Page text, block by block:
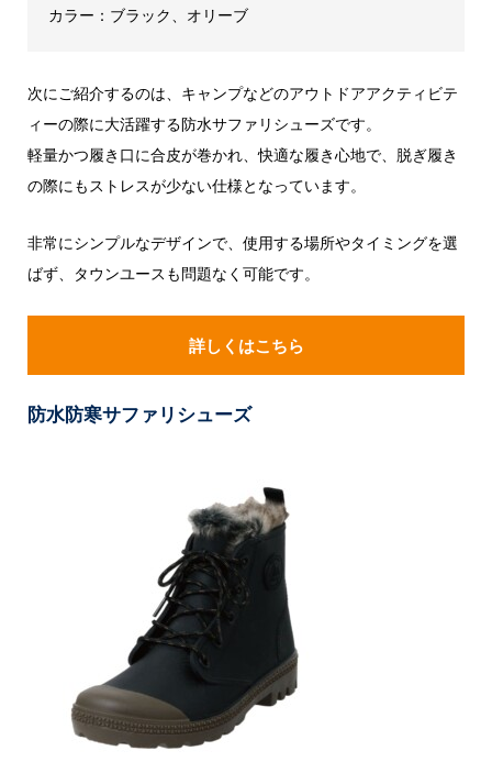
カラー：ブラック、オリーブ
次にご紹介するのは、キャンプなどのアウトドアアクティビテ
ィーの際に大活躍する防水サファリシューズです。
軽量かつ履き口に合皮が巻かれ、快適な履き心地で、脱ぎ履き
の際にもストレスが少ない仕様となっています。
非常にシンプルなデザインで、使用する場所やタイミングを選
ばず、タウンユースも問題なく可能です。
詳しくはこちら
防水防寒サファリシューズ